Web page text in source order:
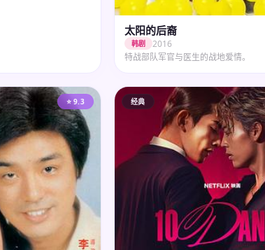
太阳的后裔
韩剧
2016
特战部队军官与医生的战地爱情。
⭐ 9.3 经典